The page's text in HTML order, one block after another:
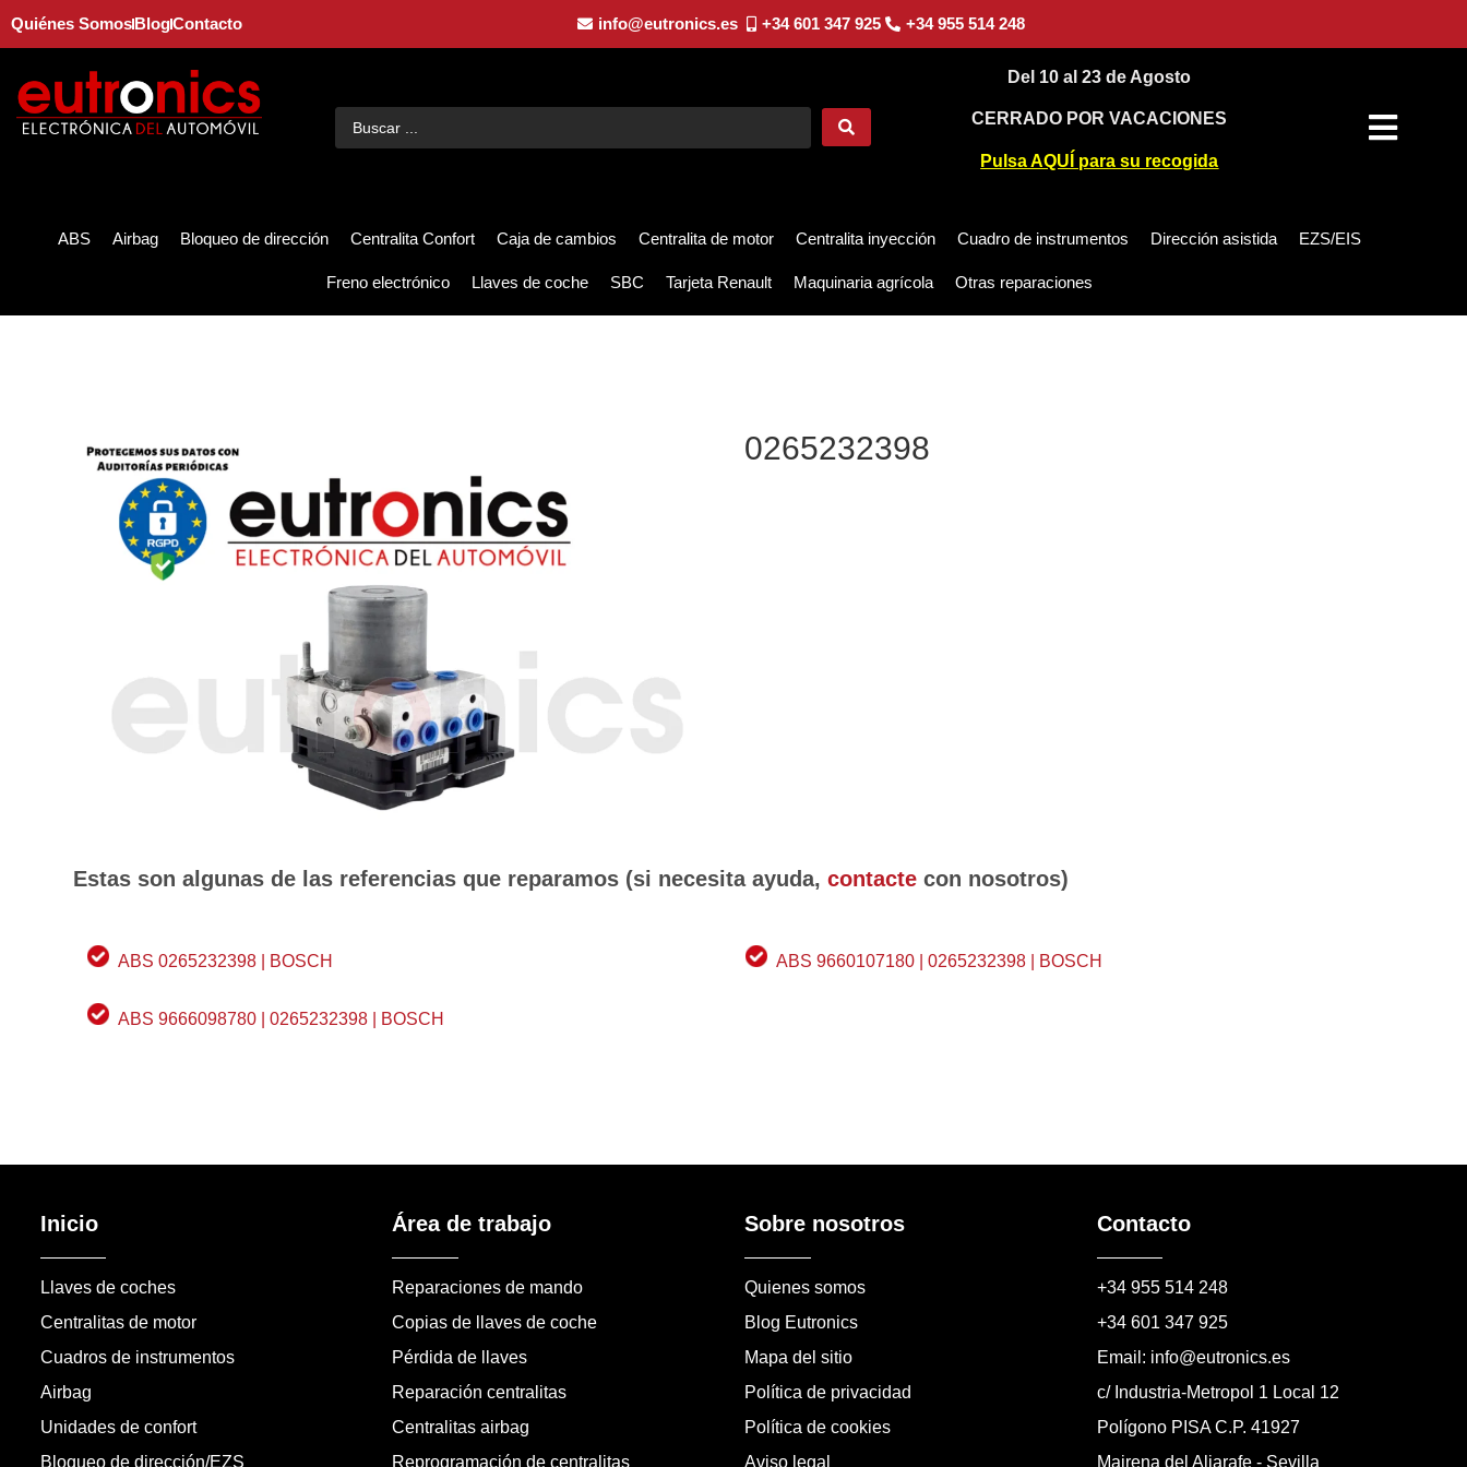
Quiénes SomosBlogContacto info@eutronics.es +34 601 347 925 +34 955 514 248
Del 10 al 23 de Agosto
CERRADO POR VACACIONES
Pulsa AQUÍ para su recogida
ABS Airbag Bloqueo de dirección Centralita Confort Caja de cambios Centralita de motor Centralita inyección Cuadro de instrumentos Dirección asistida EZS/EIS
Freno electrónico Llaves de coche SBC Tarjeta Renault Maquinaria agrícola Otras reparaciones
0265232398
Estas son algunas de las referencias que reparamos (si necesita ayuda, contactecon nosotros)
ABS 0265232398 | BOSCH ABS 9660107180 | 0265232398 | BOSCH
ABS 9666098780 | 0265232398 | BOSCH
Inicio
Llaves de coches
Centralitas de motor
Cuadros de instrumentos
Airbag
Unidades de confort
Bloqueo de dirección/EZS
Área de trabajo
Reparaciones de mando
Copias de llaves de coche
Pérdida de llaves
Reparación centralitas
Centralitas airbag
Reprogramación de centralitas
Sobre nosotros
Quienes somos
Blog Eutronics
Mapa del sitio
Política de privacidad
Política de cookies
Aviso legal
Contacto
+34 955 514 248
+34 601 347 925
Email: info@eutronics.es
c/ Industria-Metropol 1 Local 12
Polígono PISA C.P. 41927
Mairena del Aljarafe - Sevilla